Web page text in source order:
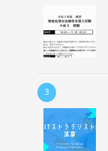
3